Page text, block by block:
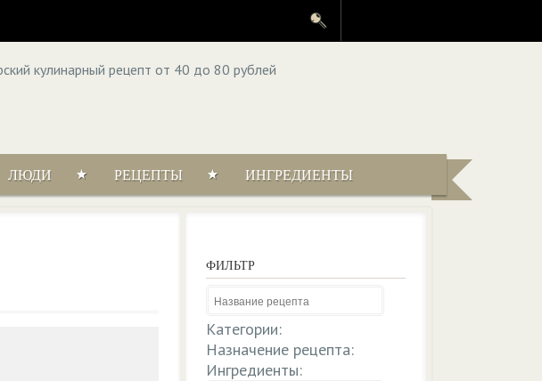
ЛЮДИ РЕЦЕПТЫ ИНГРЕДИЕНТЫ
ФИЛЬТР
Категории:
Назначение рецепта:
Ингредиенты: